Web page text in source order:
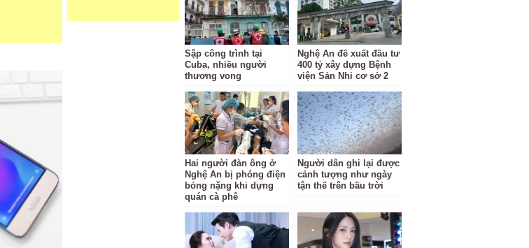
Sập công trình tại
Cuba, nhiều người
thương vong
Nghệ An đề xuất đầu tư
400 tỷ xây dựng Bệnh
viện Sản Nhi cơ sở 2
Hai người đàn ông ở
Nghệ An bị phóng điện
bỏng nặng khi dựng
quán cà phê
Người dân ghi lại được
cảnh tượng như ngày
tận thế trên bầu trời